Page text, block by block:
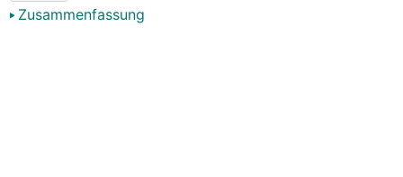
Zusammenfassung